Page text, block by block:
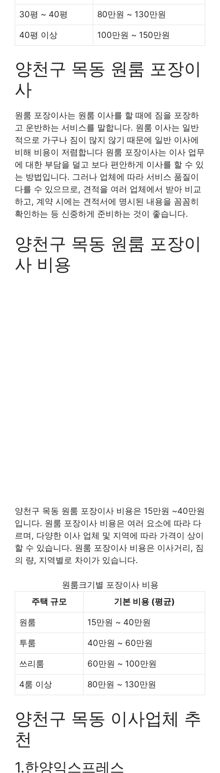
30평 ~ 40평 80만원 ~ 130만원
40평 이상 100만원 ~ 150만원
양천구 목동 원룸 포장이
사
원룸 포장이사는 원룸 이사를 할 때에 짐을 포장하
고 운반하는 서비스를 말합니다. 원룸 이사는 일반
적으로 가구나 짐이 많지 않기 때문에 일반 이사에
비해 비용이 저렴합니다 원룸 포장이사는 이사 업무
에 대한 부담을 덜고 보다 편안하게 이사를 할 수 있
는 방법입니다. 그러나 업체에 따라 서비스 품질이
다를 수 있으므로, 견적을 여러 업체에서 받아 비교
하고, 계약 시에는 견적서에 명시된 내용을 꼼꼼히
확인하는 등 신중하게 준비하는 것이 좋습니다.
양천구 목동 원룸 포장이
사 비용
양천구 목동 원룸 포장이사 비용은 15만원 ~40만원
입니다. 원룸 포장이사 비용은 여러 요소에 따라 다
르며, 다양한 이사 업체 및 지역에 따라 가격이 상이
할 수 있습니다. 원룸 포장이사 비용은 이사거리, 짐
의 량, 지역별로 차이가 있습니다.
원룸크기별 포장이사 비용
주택 규모
기본 비용 (평균)
원룸 15만원 ~ 40만원
투룸 40만원 ~ 60만원
쓰리룸 60만원 ~ 100만원
4룸 이상 80만원 ~ 130만원
양천구 목동 이사업체 추
천
1.한양익스프레스